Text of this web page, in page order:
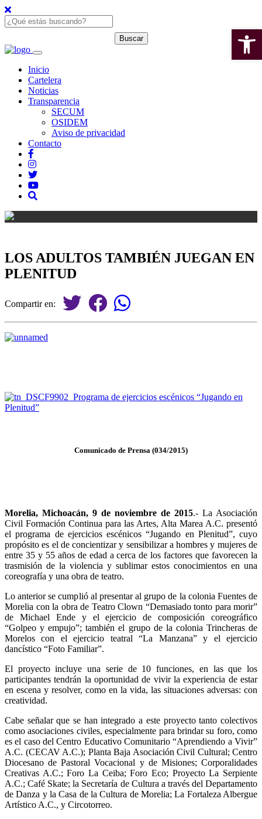
Inicio
Cartelera
Noticias
Transparencia
SECUM
OSIDEM
Aviso de privacidad
Contacto
LOS ADULTOS TAMBIÉN JUEGAN EN
PLENITUD
Compartir en:
Comunicado de Prensa (034/2015)
Morelia, Michoacán, 9 de noviembre de 2015.- La Asociación
Civil Formación Continua para las Artes, Alta Marea A.C. presentó
el programa de ejercicios escénicos “Jugando en Plenitud”, cuyo
propósito es el de concientizar y sensibilizar a hombres y mujeres de
entre 35 y 55 años de edad a cerca de los factores que favorecen la
trasmisión de la violencia y sublimar estos conocimientos en una
coreografía y una obra de teatro.
Lo anterior se cumplió al presentar al grupo de la colonia Fuentes de
Morelia con la obra de Teatro Clown “Demasiado tonto para morir”
de Michael Ende y el ejercicio de composición coreográfico
“Golpeo y empujo”; también el grupo de la colonia Trincheras de
Morelos con el ejercicio teatral “La Manzana” y el ejercicio
dancístico “Foto Familiar”.
El proyecto incluye una serie de 10 funciones, en las que los
participantes tendrán la oportunidad de vivir la experiencia de estar
en escena y resolver, como en la vida, las situaciones adversas: con
creatividad.
Cabe señalar que se han integrado a este proyecto tanto colectivos
como asociaciones civiles, especialmente para brindar su foro, como
es el caso del Centro Educativo Comunitario “Aprendiendo a Vivir”
A.C. (CECAV A.C.); Planta Baja Asociación Civil Cultural; Centro
Diocesano de Pastoral Vocacional y de Misiones; Corporalidades
Creativas A.C.; Foro La Ceiba; Foro Eco; Proyecto La Serpiente
A.C.; Café Skate; la Secretaría de Cultura a través del Departamento
de Danza y la Casa de la Cultura de Morelia; La Fortaleza Albergue
Artístico A.C., y Circotorreo.